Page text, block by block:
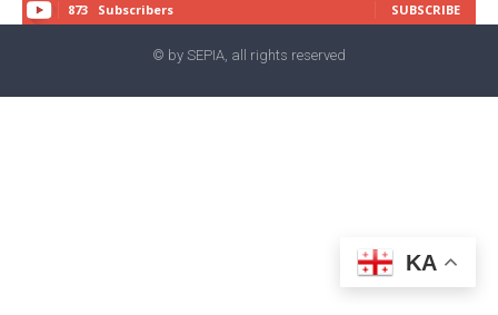
873 Subscribers SUBSCRIBE
© by SEPIA, all rights reserved
KA